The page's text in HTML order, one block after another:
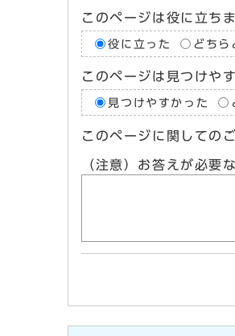
このページは役に立ち
役に立った どちら
このページは見つけや
見つけやすかった
このページに関しての
（注意）お答えが必要